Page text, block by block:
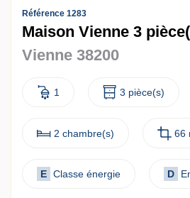
Référence 1283
Maison Vienne 3
Vienne 38200
1 3 pièce(s)
2 chambre(s) 66
E Classe énergie D